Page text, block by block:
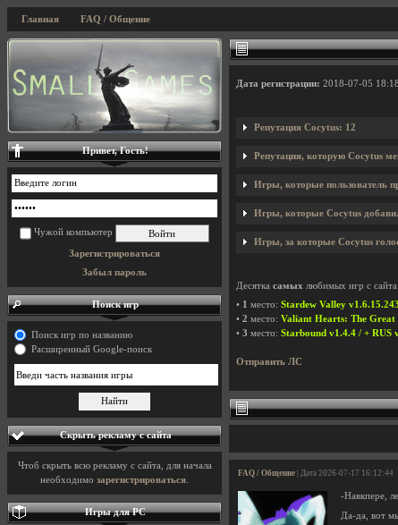
Главная FAQ / Общение
Дата регистрации: 2018-07-05
Репутация Cocytus: 12
Репутация, которую Cocytus
Игры, которые пользователь
Игры, которые Cocytus
Игры, за которые Cocytus
Десятка самых любимых игр с сайта:
• 1 место: Stardew Valley
• 2 место: Valiant Hearts: The Great
• 3 место: Starbound v1.4.4 / + RUS
Отправить ЛС
FAQ / Общение | Дата 2026-07-17 16:12:44
-Навкпере,
Да-да, вот
Привет, Гость!
Чужой компьютер
Зарегистрироваться
Забыл пароль
Поиск игр
Поиск игр по названию
Расширенный Google-поиск
Скрыть рекламу с сайта
Чтоб скрыть всю рекламу с сайта, для начала
необходимо зарегистрироваться
Игры для PC